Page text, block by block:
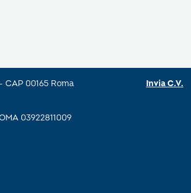
CAP 00165 Roma
03922811009
Invia C.V.